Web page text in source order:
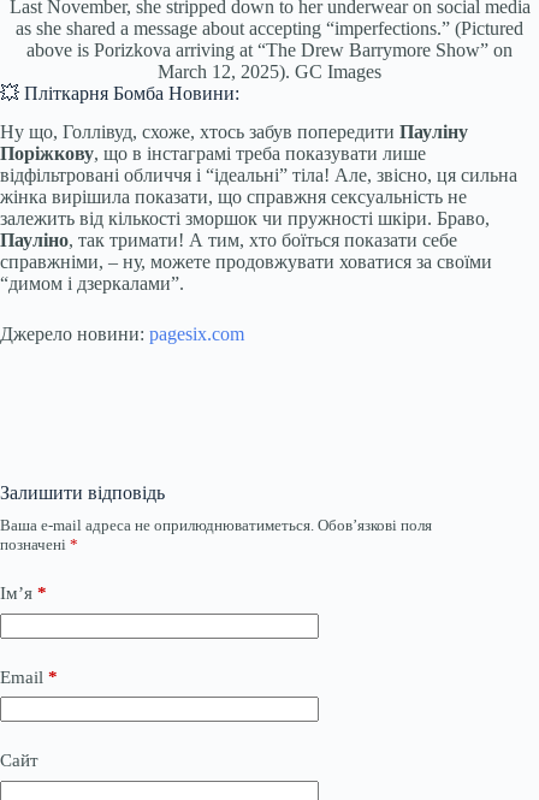
Last November, she stripped down to her underwear on social media
as she shared a message about accepting “imperfections.” (Pictured
above is Porizkova arriving at “The Drew Barrymore Show” on
March 12, 2025). GC Images
💥 Пліткарня Бомба Новини:
Ну що, Голлівуд, схоже, хтось забув попередити Пауліну
Поріжкову, що в інстаграмі треба показувати лише
відфільтровані обличчя і “ідеальні” тіла! Але, звісно, ця сильна
жінка вирішила показати, що справжня сексуальність не
залежить від кількості зморшок чи пружності шкіри. Браво,
Пауліно, так тримати! А тим, хто боїться показати себе
справжніми, – ну, можете продовжувати ховатися за своїми
“димом і дзеркалами”.
Джерело новини: pagesix.com
Залишити відповідь
Ваша e-mail адреса не оприлюднюватиметься. Обов’язкові поля
позначені *
Ім’я *
Email *
Сайт